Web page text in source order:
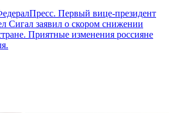
Первый вице-президент
Сигал заявил о скором снижении
Приятные изменения россияне